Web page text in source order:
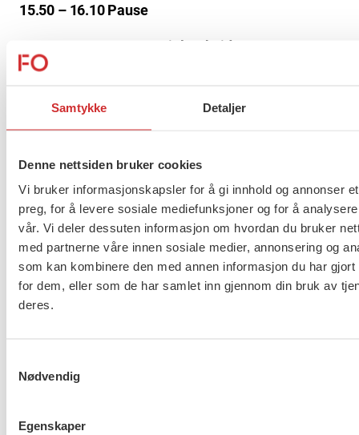
Samtykke Detaljer
Denne nettsiden bruker cookies
Vi bruker informasjonskapsler for å gi innhold og annonser
preg, for å levere sosiale mediefunksjoner og for å
vår. Vi deler dessuten informasjon om hvordan du bruker
med partnerne våre innen sosiale medier, annonsering og
som kan kombinere den med annen informasjon du har gjort
for dem, eller som de har samlet inn gjennom din bruk av
deres.
Nødvendig
Egenskaper
15.50 – 16.10 Pause
Grønt sosialt arbeid
19.00 Gjestemiddag med landsstyret på
Flere saker Se alle